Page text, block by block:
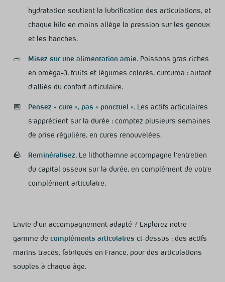
hydratation soutient la lubrification des articulations, et
chaque kilo en moins allège la pression sur les genoux
et les hanches.
🥗 Misez sur une alimentation amie. Poissons gras riches
en oméga-3, fruits et légumes colorés, curcuma : autant
d’alliés du confort articulaire.
📅 Pensez « cure », pas « ponctuel ». Les actifs articulaires
s’apprécient sur la durée : comptez plusieurs semaines
de prise régulière, en cures renouvelées.
🪨 Reminéralisez. Le lithothamne accompagne l’entretien
du capital osseux sur la durée, en complément de votre
complément articulaire.
Envie d’un accompagnement adapté ? Explorez notre
gamme de compléments articulaires ci-dessus : des actifs
marins tracés, fabriqués en France, pour des articulations
souples à chaque âge.